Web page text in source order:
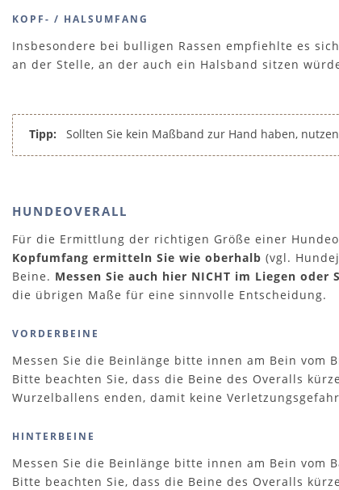
KOPF- / HALSUMFANG
Insbesondere bei bulligen Rassen empfiehlte es
an der Stelle, an der auch ein Halsband sitzen
Tipp: Sollten Sie kein Maßband zur Hand haben,
HUNDEOVERALL
Für die Ermittlung der richtigen Größe einer
Kopfumfang ermitteln Sie wie oberhalb (vgl.
Beine. Messen Sie auch hier NICHT im Liegen oder
die übrigen Maße für eine sinnvolle Entscheidung.
VORDERBEINE
Messen Sie die Beinlänge bitte innen am Bein vom
Bitte beachten Sie, dass die Beine des Overalls
Wurzelballens enden, damit keine
HINTERBEINE
Messen Sie die Beinlänge bitte innen am Bein vom
Bitte beachten Sie, dass die Beine des Overalls